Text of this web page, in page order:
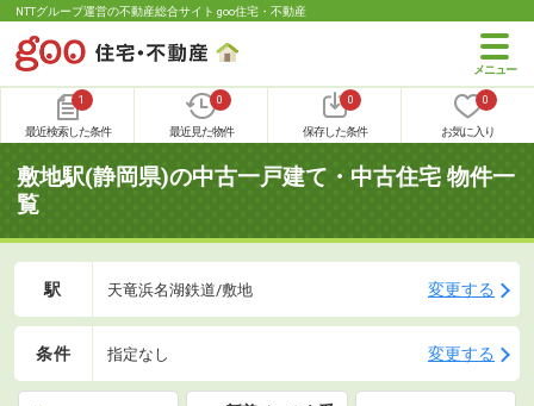
NTTグループ運営の不動産総合サイト goo住宅・不動産
1
最近検索した条件
0
最近見た物件
0
保存した条件
0
お気に入り
敷地駅(静岡県)の中古一戸建て・中古住宅 物件一
覧
駅 天竜浜名湖鉄道/敷地 変更する
条件 指定なし 変更する